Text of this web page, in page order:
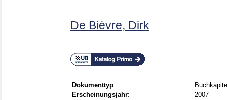
De Bièvre, Dirk
Dokumenttyp:
Erscheinungsjahr:
2007